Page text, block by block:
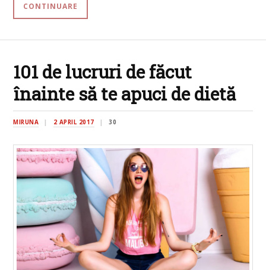
CONTINUARE
101 de lucruri de făcut
înainte să te apuci de dietă
MIRUNA 2 APRIL 2017 30